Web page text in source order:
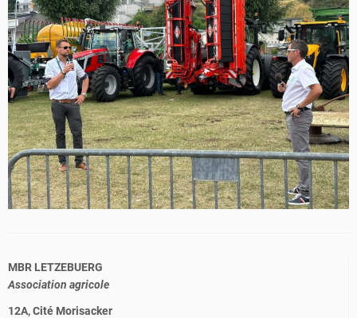
MBR LETZEBUERG
Association agricole
12A, Cité Morisacker